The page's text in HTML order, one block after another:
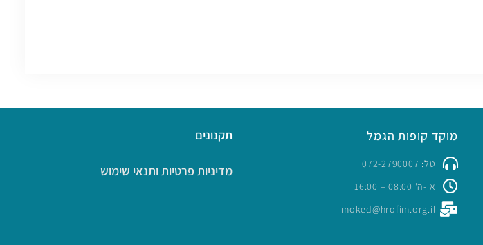
מוקד קופות הגמל
טל: 072-2790007
א'-ה' 08:00 – 16:00
moked@hrofim.org.il
תקנונים
מדיניות פרטיות ותנאי שימוש